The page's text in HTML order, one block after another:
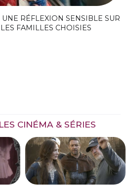
RÉFLEXION SENSIBLE SUR
FAMILLES CHOISIES
CINÉMA & SÉRIES